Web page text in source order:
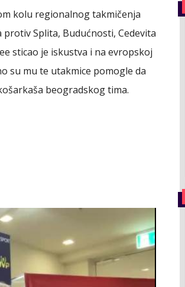
kolu regionalnog takmičenja
protiv Splita, Budućnosti, Cedevita
sticao je iskustva i na evropskoj
su mu te utakmice pomogle da
beogradskog tima.